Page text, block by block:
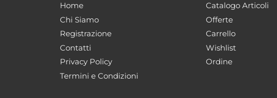
Home
Chi Siamo
Registrazione
Contatti
Privacy Policy
Termini e Condizioni
Catalogo Articoli
Offerte
Carrello
Wishlist
Ordine